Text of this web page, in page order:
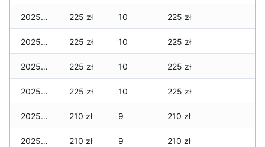
2025-02-23 225 zł 10 225 zł
2025-02-22 225 zł 10 225 zł
2025-02-21 225 zł 10 225 zł
2025-02-20 225 zł 10 225 zł
2025-02-19 210 zł 9 210 zł
2025-02-18 210 zł 9 210 zł